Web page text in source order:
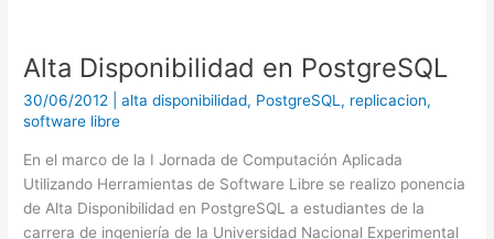
Alta Disponibilidad en PostgreSQL
30/06/2012 |alta disponibilidad, PostgreSQL , replicacion,
software libre
En el marco de la I Jornada de Computación Aplicada
Utilizando Herramientas de Software Libre se realizo ponencia
de Alta Disponibilidad en PostgreSQL a estudiantes de la
carrera de ingeniería de la Universidad Nacional Experimental